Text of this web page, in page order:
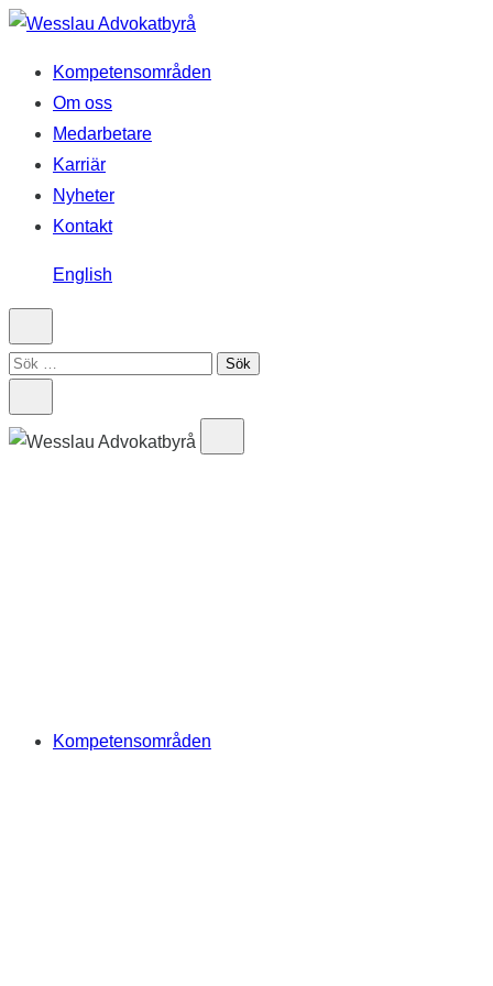
Hoppa
innehåll
Kompetensområden
Om oss
Medarbetare
Karriär
Nyheter
Kontakt
English
Sök
Kompetensområden